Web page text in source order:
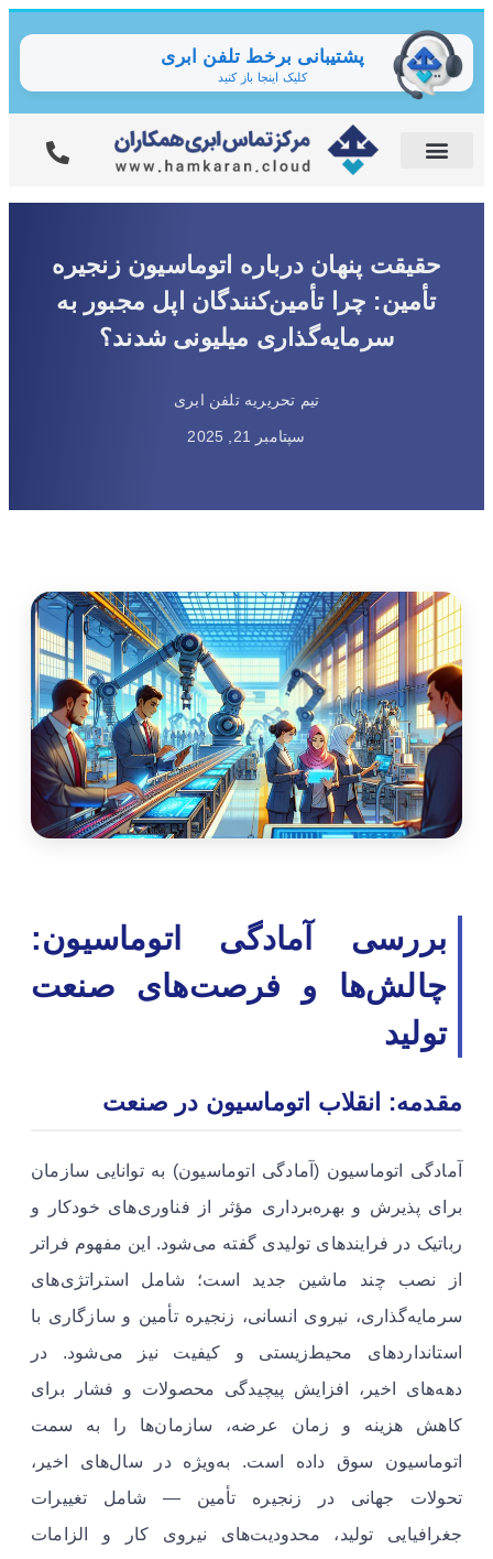
پشتیبانی برخط تلفن ابری
کلیک اینجا باز کنید
حقیقت پنهان درباره اتوماسیون زنجیره
تأمین: چرا تأمین‌کنندگان اپل مجبور به
سرمایه‌گذاری میلیونی شدند؟
تیم تحریریه تلفن ابری
سپتامبر 21, 2025
بررسی آمادگی اتوماسیون:
چالش‌ها و فرصت‌های صنعت
تولید
مقدمه: انقلاب اتوماسیون در صنعت
آمادگی اتوماسیون (آمادگی اتوماسیون) به توانایی سازمان
برای پذیرش و بهره‌برداری مؤثر از فناوری‌های خودکار و
رباتیک در فرایندهای تولیدی گفته می‌شود. این مفهوم فراتر
از نصب چند ماشین جدید است؛ شامل استراتژی‌های
سرمایه‌گذاری، نیروی انسانی، زنجیره تأمین و سازگاری با
استانداردهای محیط‌زیستی و کیفیت نیز می‌شود. در
دهه‌های اخیر، افزایش پیچیدگی محصولات و فشار برای
کاهش هزینه و زمان عرضه، سازمان‌ها را به سمت
اتوماسیون سوق داده است. به‌ویژه در سال‌های اخیر،
تحولات جهانی در زنجیره تأمین — شامل تغییرات
جغرافیایی تولید، محدودیت‌های نیروی کار و الزامات